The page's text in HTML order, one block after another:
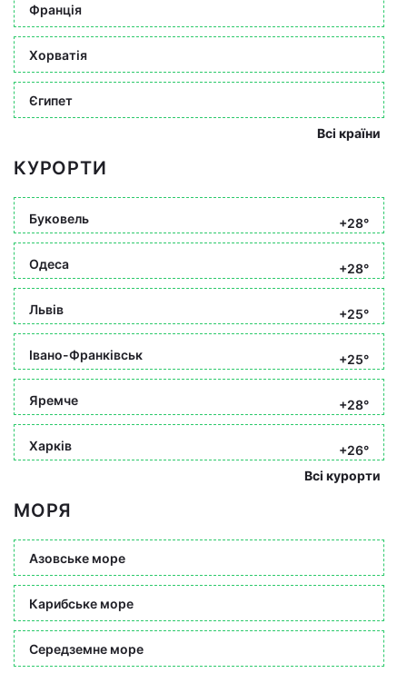
Франція
Хорватія
Єгипет
Всі країни
КУРОРТИ
Буковель +28°
Одеса +28°
Львів +25°
Івано-Франківськ +25°
Яремче +28°
Харків
+26°
Всі курорти
МОРЯ
Азовське море
Карибське море
Середземне море